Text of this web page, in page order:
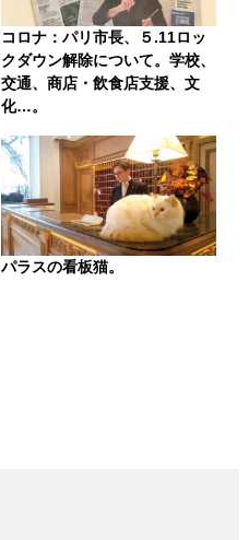
コロナ：パリ市長、５.11ロッ
クダウン解除について。学校、
交通、商店・飲食店支援、文
化…。
パラスの看板猫。